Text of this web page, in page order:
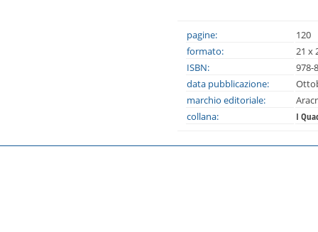
pagine:
120
formato:
21 x
ISBN:
978-
data pubblicazione:
marchio editoriale:
collana:
I